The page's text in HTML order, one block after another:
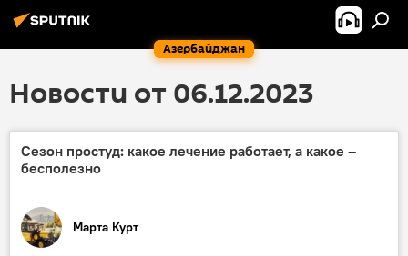
Азербайджан
Новости от 06.12.2023
Сезон простуд: какое лечение работает, а какое –
бесполезно
Марта Курт